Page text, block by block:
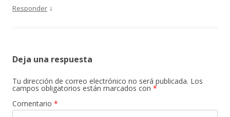
Responder ↓
Deja una respuesta
Tu dirección de correo electrónico no será publicada. Los
campos obligatorios están marcados con *
Comentario *